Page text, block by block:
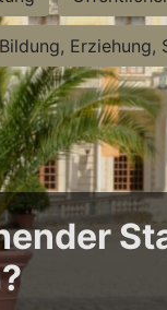
Bildung, Erziehung,